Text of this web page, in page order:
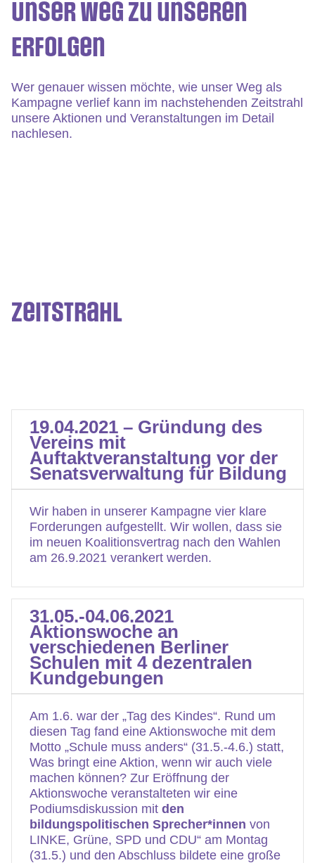
Unser Weg zu unseren
Erfolgen
Wer genauer wissen möchte, wie unser Weg als
Kampagne verlief kann im nachstehenden Zeitstrahl
unsere Aktionen und Veranstaltungen im Detail
nachlesen.
Zeitstrahl
19.04.2021 – Gründung des
Vereins mit
Auftaktveranstaltung vor der
Senatsverwaltung für Bildung
Wir haben in unserer Kampagne vier klare
Forderungen aufgestellt. Wir wollen, dass sie
im neuen Koalitionsvertrag nach den Wahlen
am 26.9.2021 verankert werden.
31.05.-04.06.2021
Aktionswoche an
verschiedenen Berliner
Schulen mit 4 dezentralen
Kundgebungen
Am 1.6. war der „Tag des Kindes“. Rund um
diesen Tag fand eine Aktionswoche mit dem
Motto „Schule muss anders“ (31.5.-4.6.) statt,
Was bringt eine Aktion, wenn wir auch viele
machen können? Zur Eröffnung der
Aktionswoche veranstalteten wir eine
Podiumsdiskussion mit den
bildungspolitischen Sprecher*innen von
LINKE, Grüne, SPD und CDU“ am Montag
(31.5.) und den Abschluss bildete eine große